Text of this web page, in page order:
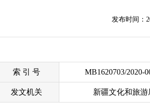
发布时间：
索 引 号 MB1620703/2020-
发文机关 新疆文化和旅游